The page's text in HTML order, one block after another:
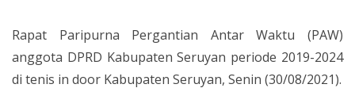
Rapat Paripurna Pergantian Antar Waktu (PAW)
anggota DPRD Kabupaten Seruyan periode 2019-2024
di tenis in door Kabupaten Seruyan, Senin (30/08/2021).